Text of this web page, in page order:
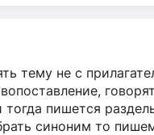
тему не с
пишется
синоним то